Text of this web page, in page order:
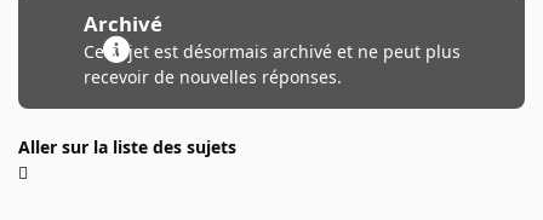
Archivé
Ce sujet est désormais archivé et ne peut plus
recevoir de nouvelles réponses.
Aller sur la liste des sujets